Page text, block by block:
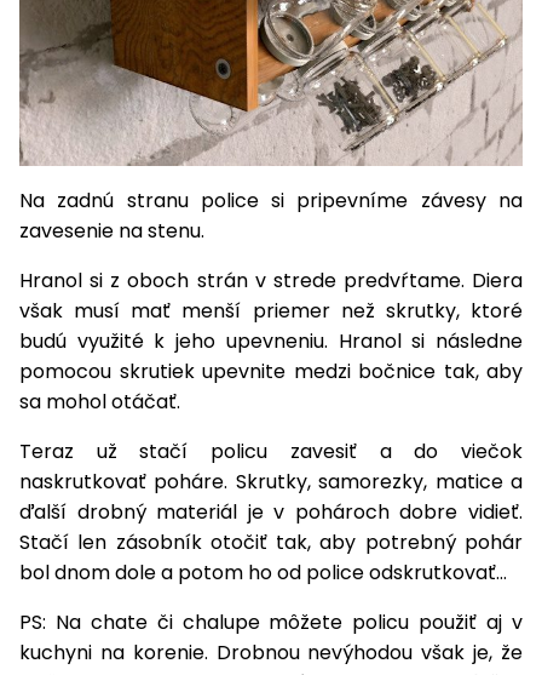
Na zadnú stranu police si pripevníme závesy na
zavesenie na stenu.
Hranol si z oboch strán v strede predvŕtame. Diera
však musí mať menší priemer než skrutky, ktoré
budú využité k jeho upevneniu. Hranol si následne
pomocou skrutiek upevnite medzi bočnice tak, aby
sa mohol otáčať.
Teraz už stačí policu zavesiť a do viečok
naskrutkovať poháre. Skrutky, samorezky, matice a
ďalší drobný materiál je v pohároch dobre vidieť.
Stačí len zásobník otočiť tak, aby potrebný pohár
bol dnom dole a potom ho od police odskrutkovať...
PS: Na chate či chalupe môžete policu použiť aj v
kuchyni na korenie. Drobnou nevýhodou však je, že